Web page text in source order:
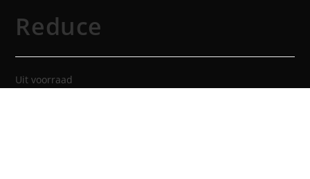
Reduce
Uit voorraad